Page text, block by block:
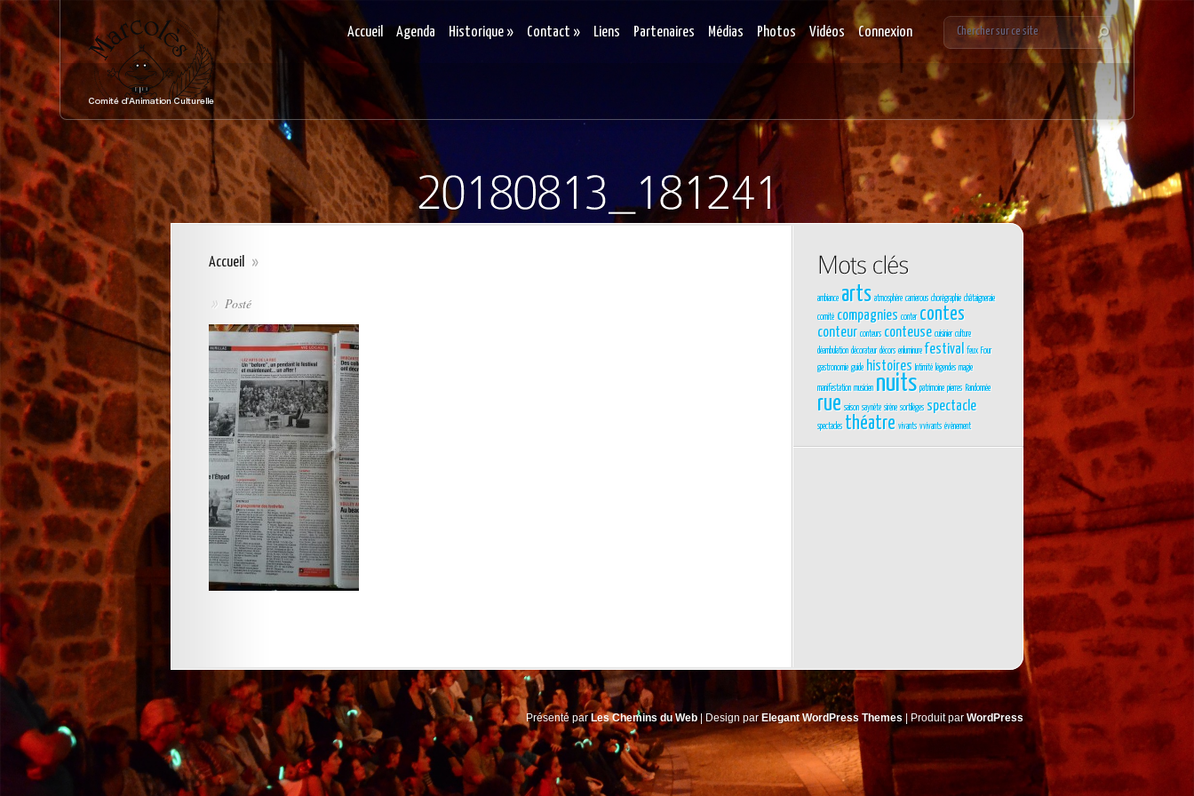
Accueil Agenda Historique» Contact » Liens Partenaires Médias Photos Vidéos Connexion
Accueil »
» Posté ambiance arts atmosphère carrierous chorégraphie châtaigneraie
comité compagnies conter contes
conteur conteurs conteuse cuisinier culture
déambulation décorateur décors enluminure festival feux Four
gastronomie guide histoires Intimité légendes magie
manifestation musicien nuits patrimoine pierres Randonnée
rue saison saynète sirène sortilèges spectacle
spectacles théatre vivants vvivants évènement
Présenté par Les Chemins du Web | Design par Elegant WordPress Themes | Produit par WordPress